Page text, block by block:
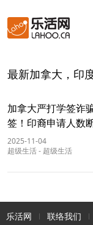
最新加拿大，印
加拿大严打学签诈
签！印裔申请人数
2025-11-04
超级生活- 超级生活
乐活网 联络我们